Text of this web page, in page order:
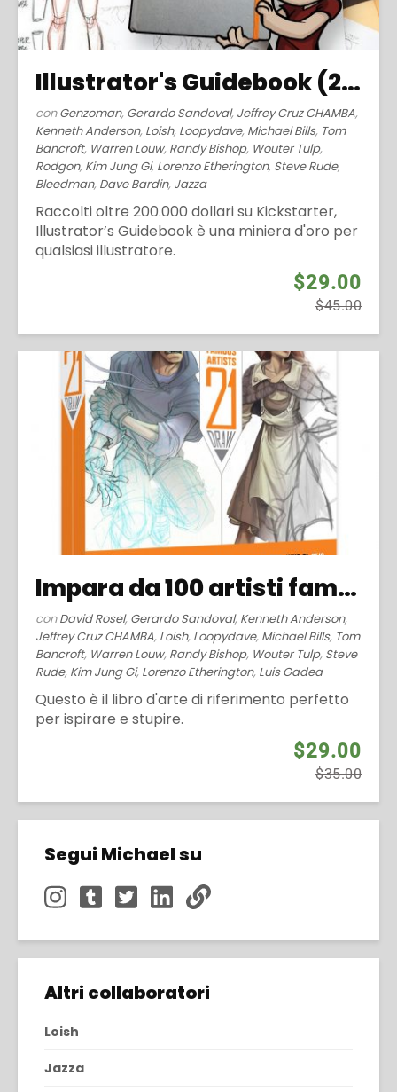
Illustrator's Guidebook (2016)
conGenzoman, Gerardo Sandoval, Jeffrey Cruz CHAMBA,
Kenneth Anderson, Loish, Loopydave, Michael Bills, Tom
Bancroft, Warren Louw, Randy Bishop, Wouter Tulp,
Rodgon, Kim Jung Gi, Lorenzo Etherington, Steve Rude,
Bleedman, Dave Bardin, Jazza
Raccolti oltre 200.000 dollari su Kickstarter,
Illustrator’s Guidebook è una miniera d'oro per
qualsiasi illustratore.
$29.00
$45.00
Impara da 100 artisti famosi (2014)
conDavid Rosel, Gerardo Sandoval, Kenneth Anderson,
Jeffrey Cruz CHAMBA, Loish, Loopydave, Michael Bills, Tom
Bancroft, Warren Louw, Randy Bishop, Wouter Tulp, Steve
Rude, Kim Jung Gi, Lorenzo Etherington, Luis Gadea
Questo è il libro d'arte di riferimento perfetto
per ispirare e stupire.
$29.00
$35.00
Segui Michael su
Altri collaboratori
Loish
Jazza